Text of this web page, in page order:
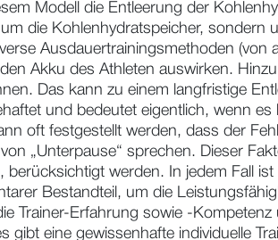
Modell die Entleerung der
die Kohlenhydratspeicher, sondern
Ausdauertrainingsmethoden (von
Akku des Athleten auswirken.
Das kann zu einem langfristige
und bedeutet eigentlich, wenn
oft festgestellt werden, dass der
„Unterpause“ sprechen. Dieser
berücksichtigt werden. In jedem Fall
Bestandteil, um die
Trainer-Erfahrung sowie -
eine gewissenhafte individuelle